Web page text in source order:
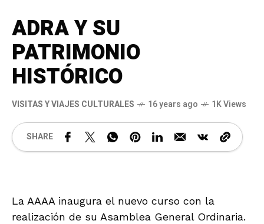
ADRA Y SU
PATRIMONIO
HISTÓRICO
VISITAS Y VIAJES CULTURALES 16 years ago 1K Views
SHARE
La AAAA inaugura el nuevo curso con la
realización de su Asamblea General Ordinaria.